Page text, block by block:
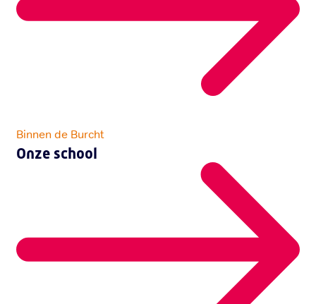
Binnen de Burcht
Onze school